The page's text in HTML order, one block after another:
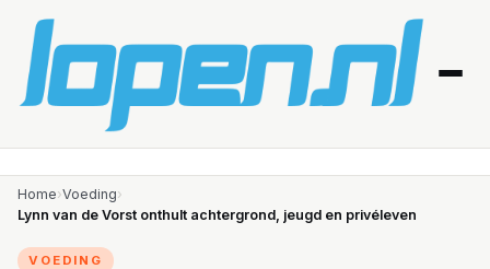
Home
Home›Voeding›
Lynn van de Vorst onthult achtergrond, jeugd en privéleven
VOEDING